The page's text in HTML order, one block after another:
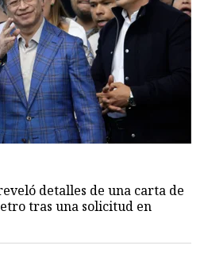
detalles de una carta de
tras una solicitud en